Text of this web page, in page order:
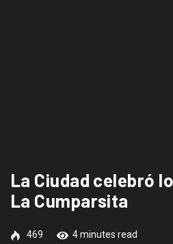
La Ciudad celebró
La Cumparsita
469 4 minutes read